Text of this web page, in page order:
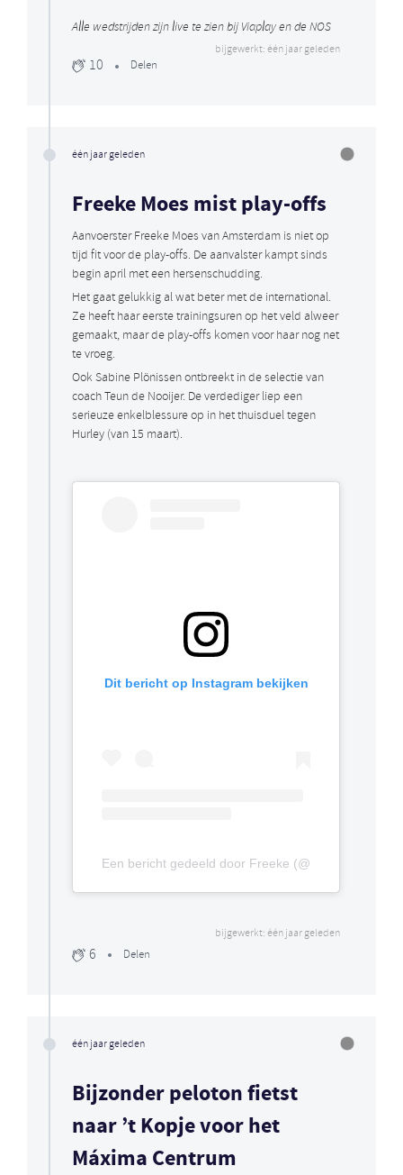
Alle wedstrijden zijn live te zien bij Viaplay en de NOS
bijgewerkt: één jaar geleden
10 Delen
één jaar geleden
Freeke Moes mist play-offs
Aanvoerster Freeke Moes van Amsterdam is niet op
tijd fit voor de play-offs. De aanvalster kampt sinds
begin april met een hersenschudding.
Het gaat gelukkig al wat beter met de international.
Ze heeft haar eerste trainingsuren op het veld alweer
gemaakt, maar de play-offs komen voor haar nog net
te vroeg.
Ook Sabine Plönissen ontbreekt in de selectie van
coach Teun de Nooijer. De verdediger liep een
serieuze enkelblessure op in het thuisduel tegen
Hurley (van 15 maart).
Dit bericht op Instagram bekijken
Een bericht gedeeld door Freeke (@freekemoes)
bijgewerkt: één jaar geleden
6 Delen
één jaar geleden
Bijzonder peloton fietst
naar ’t Kopje voor het
Máxima Centrum